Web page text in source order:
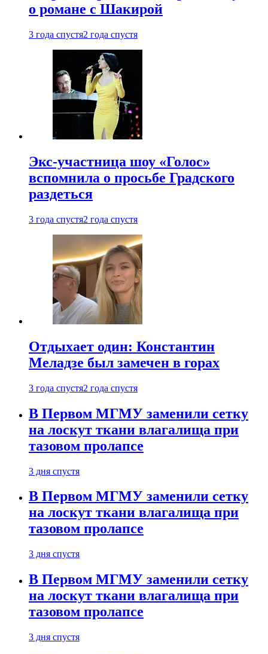
о романе с Шакирой
3 года спустя2 года спустя
Экс-участница шоу «Голос»
вспомнила о просьбе Градского
раздеться
3 года спустя2 года спустя
Отдыхает один: Константин
Меладзе был замечен в горах
3 года спустя2 года спустя
В Первом МГМУ заменили сетку
на лоскут ткани влагалища при
тазовом пролапсе
3 дня спустя
В Первом МГМУ заменили сетку
на лоскут ткани влагалища при
тазовом пролапсе
3 дня спустя
В Первом МГМУ заменили сетку
на лоскут ткани влагалища при
тазовом пролапсе
3 дня спустя